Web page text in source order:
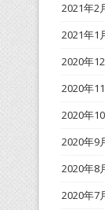
2021年2
2021年1
2020年
2020年
2020年
2020年9
2020年8
2020年7